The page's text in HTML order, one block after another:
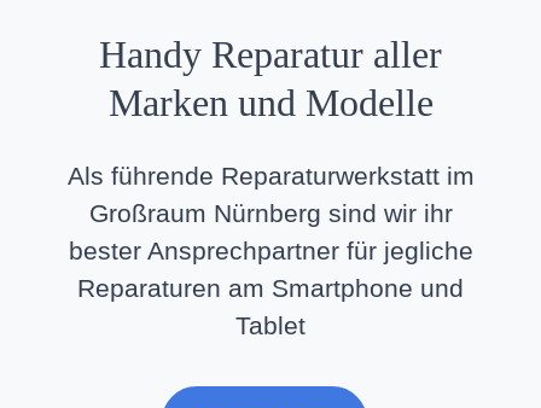
Handy Reparatur aller
Marken und Modelle
Als führende Reparaturwerkstatt im
Großraum Nürnberg sind wir ihr
bester Ansprechpartner für jegliche
Reparaturen am Smartphone und
Tablet